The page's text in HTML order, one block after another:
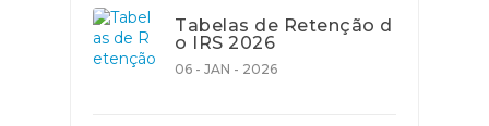
Tabelas de Retenção d
o IRS 2026
06 - JAN - 2026